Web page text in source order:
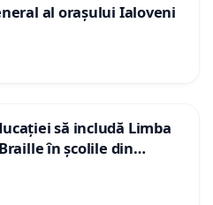
al orașului Ialoveni
să includă Limba
în școlile din